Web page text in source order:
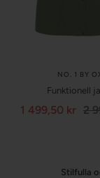
NO. 1 BY
Funktionell
Försäljningspris
1 499,50 kr 2
Stilfulla